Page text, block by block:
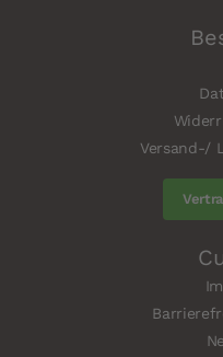
Versand-/